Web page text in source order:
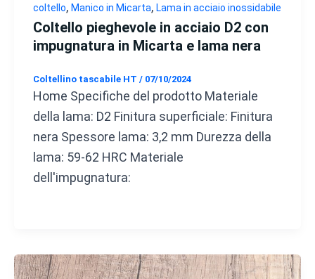
coltello, Manico in Micarta, Lama in acciaio inossidabile
Coltello pieghevole in acciaio D2 con
impugnatura in Micarta e lama nera
Coltellino tascabile HT / 07/10/2024
Home Specifiche del prodotto Materiale
della lama: D2 Finitura superficiale: Finitura
nera Spessore lama: 3,2 mm Durezza della
lama: 59-62 HRC Materiale
dell'impugnatura: